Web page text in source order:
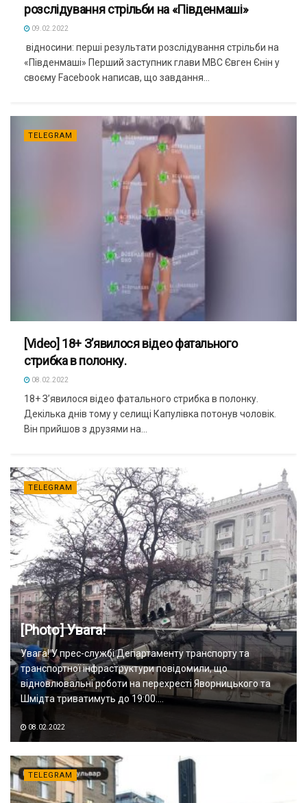
розслідування стрільби на «Південмаші»
09.02.2022
​ відносини: перші результати розслідування стрільби на
«Південмаші» Перший заступник глави МВС Євген Єнін у
своєму Facebook написав, що завдання...
TELEGRAM
[Video] 18+ З’явилося відео фатального
стрибка в полонку.
08.02.2022
18+ З’явилося відео фатального стрибка в полонку.
Декілька днів тому у селищі Капулівка потонув чоловік.
Він прийшов з друзями на...
TELEGRAM
[Photo] Увага!
Увага! У прес-службі Департаменту транспорту та
транспортної інфраструктури повідомили, що
відновлювальні роботи на перехресті Яворницького та
Шмідта триватимуть до 19:00....
08.02.2022
TELEGRAM